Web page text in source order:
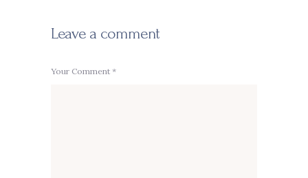
Leave a comment
Your Comment *